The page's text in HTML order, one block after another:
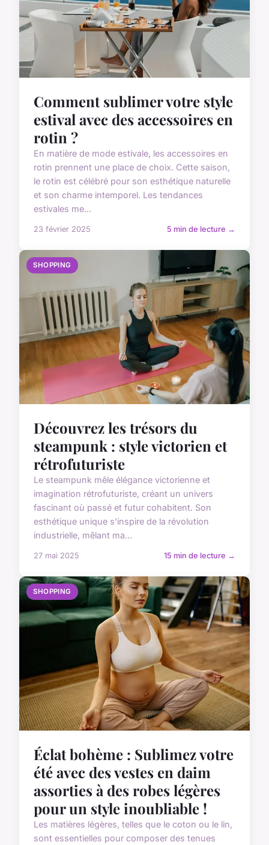
Comment sublimer votre style
estival avec des accessoires en
rotin ?
En matière de mode estivale, les accessoires en
rotin prennent une place de choix. Cette saison,
le rotin est célébré pour son esthétique naturelle
et son charme intemporel. Les tendances
estivales me...
23 février 2025 5 min de lecture →
SHOPPING
Découvrez les trésors du
steampunk : style victorien et
rétrofuturiste
Le steampunk mêle élégance victorienne et
imagination rétrofuturiste, créant un univers
fascinant où passé et futur cohabitent. Son
esthétique unique s'inspire de la révolution
industrielle, mêlant ma...
27 mai 2025 15 min de lecture →
SHOPPING
Éclat bohème : Sublimez votre
été avec des vestes en daim
assorties à des robes légères
pour un style inoubliable !
Les matières légères, telles que le coton ou le lin,
sont essentielles pour composer des tenues